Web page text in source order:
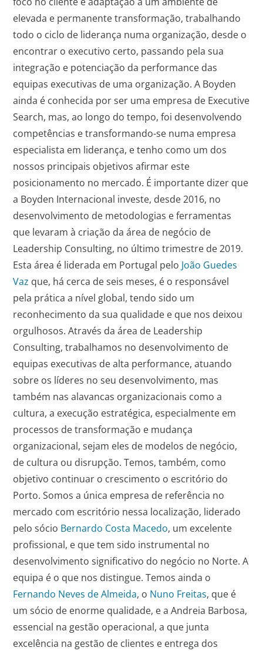
elevada e permanente transformação, trabalhando
todo o ciclo de liderança numa organização, desde o
encontrar o executivo certo, passando pela sua
integração e potenciação da performance das
equipas executivas de uma organização. A Boyden
ainda é conhecida por ser uma empresa de Executive
Search, mas, ao longo do tempo, foi desenvolvendo
competências e transformando-se numa empresa
especialista em liderança, e tenho como um dos
nossos principais objetivos afirmar este
posicionamento no mercado. É importante dizer que
a Boyden Internacional investe, desde 2016, no
desenvolvimento de metodologias e ferramentas
que levaram à criação da área de negócio de
Leadership Consulting, no último trimestre de 2019.
Esta área é liderada em Portugal pelo João Guedes
Vaz que, há cerca de seis meses, é o responsável
pela prática a nível global, tendo sido um
reconhecimento da sua qualidade e que nos deixou
orgulhosos. Através da área de Leadership
Consulting, trabalhamos no desenvolvimento de
equipas executivas de alta performance, atuando
sobre os líderes no seu desenvolvimento, mas
também nas alavancas organizacionais como a
cultura, a execução estratégica, especialmente em
processos de transformação e mudança
organizacional, sejam eles de modelos de negócio,
de cultura ou disrupção. Temos, também, como
objetivo continuar o crescimento o escritório do
Porto. Somos a única empresa de referência no
mercado com escritório nessa localização, liderado
pelo sócio Bernardo Costa Macedo, um excelente
profissional, e que tem sido instrumental no
desenvolvimento significativo do negócio no Norte. A
equipa é o que nos distingue. Temos ainda o
Fernando Neves de Almeida, o Nuno Freitas, que é
um sócio de enorme qualidade, e a Andreia Barbosa,
essencial na gestão operacional, a que junta
excelência na gestão de clientes e entrega dos